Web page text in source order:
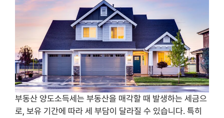
부동산 양도소득세는 부동산을 매각할 때 발생하는 세금으
로, 보유 기간에 따라 세 부담이 달라질 수 있습니다. 특히